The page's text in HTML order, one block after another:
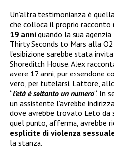
Un’altra testimonianza è
che colloca il proprio racconto
19 anni quando la sua
Thirty Seconds to Mars alla O2
l’esibizione sarebbe stata
Shoreditch House. Alex
avere 17 anni, pur essendone
vero, per tutelarsi. L’attore,
“l’età è soltanto un numero“. In
un assistente l’avrebbe
dove avrebbe trovato Leto da
quel punto, afferma, avrebbe
esplicite di violenza sessuale
la stanza.